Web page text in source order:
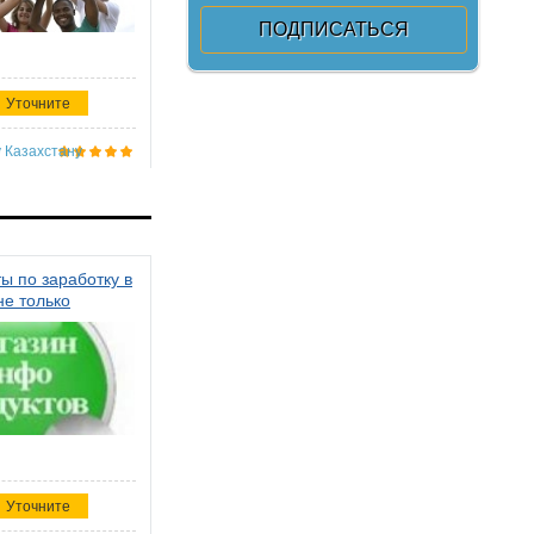
Уточните
Казахстану
по заработку в
только
Уточните